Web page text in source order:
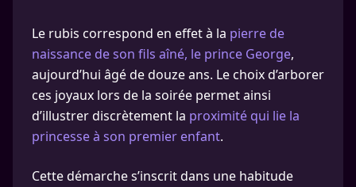
Le rubis correspond en effet à la pierre de
naissance de son fils aîné, le prince George,
aujourd’hui âgé de douze ans. Le choix d’arborer
ces joyaux lors de la soirée permet ainsi
d’illustrer discrètement la proximité qui lie la
princesse à son premier enfant.
Cette démarche s’inscrit dans une habitude